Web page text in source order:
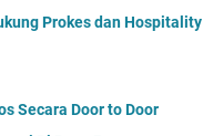
Prokes dan Hospitality
Secara Door to Door